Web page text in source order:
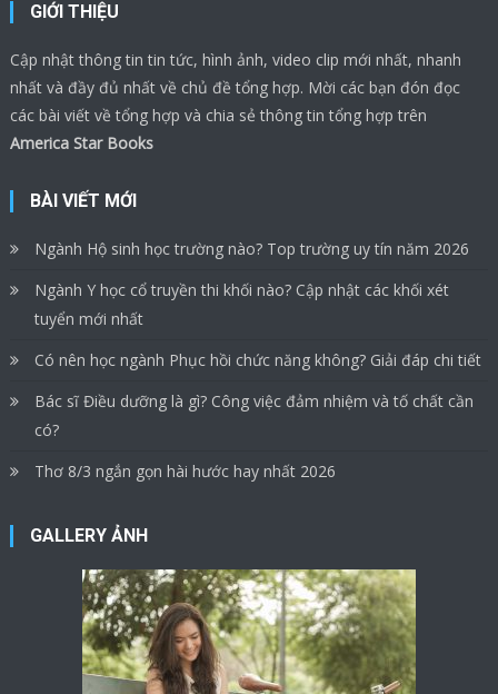
GIỚI THIỆU
Cập nhật thông tin tin tức, hình ảnh, video clip mới nhất, nhanh
nhất và đầy đủ nhất về chủ đề tổng hợp. Mời các bạn đón đọc
các bài viết về tổng hợp và chia sẻ thông tin tổng hợp trên
America Star Books
BÀI VIẾT MỚI
Ngành Hộ sinh học trường nào? Top trường uy tín năm 2026
Ngành Y học cổ truyền thi khối nào? Cập nhật các khối xét
tuyển mới nhất
Có nên học ngành Phục hồi chức năng không? Giải đáp chi tiết
Bác sĩ Điều dưỡng là gì? Công việc đảm nhiệm và tố chất cần
có?
Thơ 8/3 ngắn gọn hài hước hay nhất 2026
GALLERY ẢNH